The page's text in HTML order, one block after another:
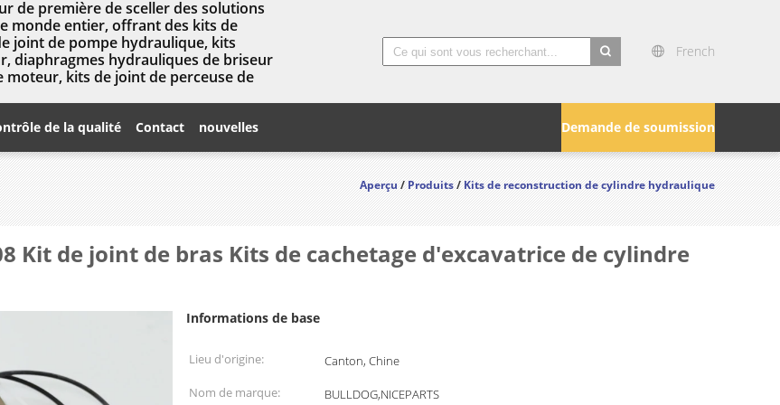
de première de sceller des solutions
monde entier, offrant des kits de
joint de pompe hydraulique, kits
diaphragmes hydrauliques de briseur
kits de joint de perceuse de
French
Demande de soumission
de la qualité Contact nouvelles
Aperçu/Produits/Kits de reconstruction de cylindre hydraulique
Kit de joint de bras Kits de cachetage d'excavatrice de cylindre
Informations de base
Lieu d'origine:
Canton, Chine
Nom de marque:
BULLDOG,NICEPARTS